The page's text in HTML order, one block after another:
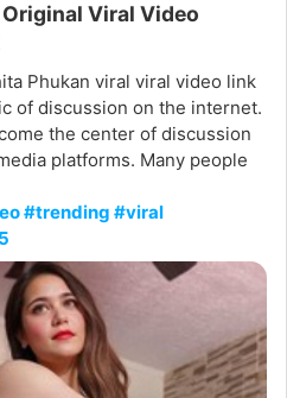
Viral Video
Phukan viral viral video link
of discussion on the internet.
the center of discussion
platforms. Many people
#trending #viral